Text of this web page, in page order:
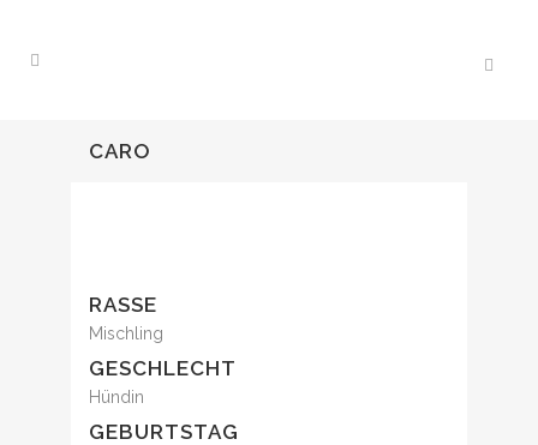
CARO
RASSE
Mischling
GESCHLECHT
Hündin
GEBURTSTAG